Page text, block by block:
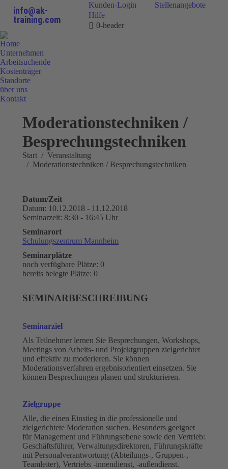
info@ak-
training.com
Kunden-Login
Stellenangebote
Hilfe
0-header
Home
Unternehmen
Arbeitsuchende
Kostenträger
Standorte
über uns
Kontakt
Moderationstechniken /
Besprechungstechniken
Sie befinden sich hier:
Start
Veranstaltung
Moderationstechniken / Besprechungstechniken
Datum/Zeit
Datum: 10.12.2018 - 11.12.2018
Seminarzeit: 8:30 - 16:45 Uhr
Seminarort
Schulungszentrum Mannheim
Seminarplätze
noch verfügbare Plätze: 0
bereits belegte Plätze: 0
SEMINARBESCHREIBUNG
Seminarziel
Als Teilnehmer lernen Sie Besprechungen, Workshops,
Meetings von Arbeits- und Projektgruppen zielgerichtet
und effektiv zu moderieren. Sie können
Moderationsverfahren ergebnisorientiert einsetzen. Sie
können Besprechungen planen und strukturieren.
Zielgruppe
Alle, die einen Einstieg in die professionelle und
zielgerichtete Moderation suchen. Besonders geeignet
für Management und Führungsebene sowie den Vertrieb:
Geschäftsführer, Verwaltungsdirektoren, Führungskräfte
mit Personalverantwortung (Abteilungs-, Gruppen-,
Teamleiter), Vertriebs -innendienst, -außendienst.